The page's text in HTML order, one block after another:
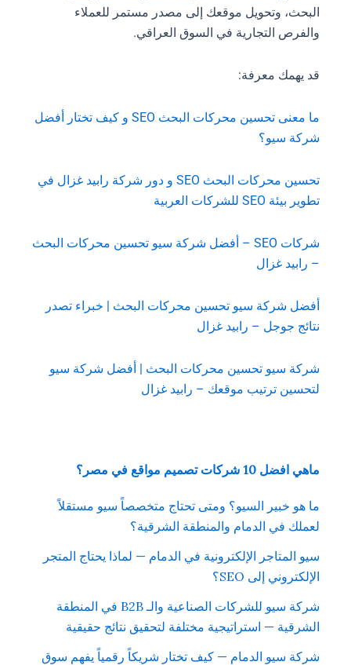
البحث، وتحويل موقعك إلى مصدر مستمر للعملاء
والفرص التجارية في السوق العراقي.
قد يهمك معرفة:
ما معنى تحسين محركات البحث SEO و كيف تختار أفضل
شركة سيو؟
تحسين محركات البحث SEO و دور شركة رابيد غزال في
تطوير بيئة SEO للشركات العربية
شركات SEO – أفضل شركة سيو تحسين محركات البحث
– رابيد غزال
أفضل شركة سيو تحسين محركات البحث | خبراء تصدر
نتائج جوجل – رابيد غزال
شركة سيو تحسين محركات البحث | أفضل شركة سيو
لتحسين ترتيب موقعك – رابيد غزال
ماهي افضل 10 شركات تصميم مواقع في مصر؟
ما هو خبير السيو؟ ومتى تحتاج متخصصاً سيو مستقلاً
لعملك في الدمام والمنطقة الشرقية؟
سيو المتاجر الإلكترونية في الدمام — لماذا يحتاج المتجر
الإلكتروني إلى SEO؟
شركة سيو للشركات الصناعية والـ B2B في المنطقة
الشرقية — استراتيجية مختلفة لتحقيق نتائج حقيقية
شركة سيو الدمام — كيف تختار شريكاً رقمياً يفهم سوق